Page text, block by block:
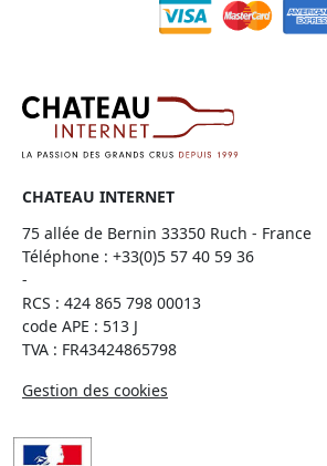
CHATEAU INTERNET
75 allée de Bernin 33350 Ruch - France
Téléphone : +33(0)5 57 40 59 36
-
RCS : 424 865 798 00013
code APE : 513 J
TVA : FR43424865798
Gestion des cookies